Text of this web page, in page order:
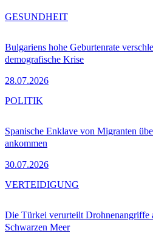
Bulgariens hohe Geburtenrate
demografische Krise
28.07.2026
GESUNDHEIT
Spanische Enklave von Migranten
ankommen
30.07.2026
POLITIK
Die Türkei verurteilt Drohnenangriffe
Schwarzen Meer
VERTEIDIGUNG